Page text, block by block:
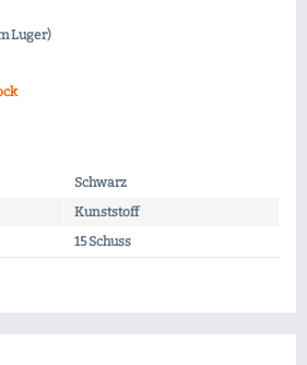
Luger)
Schwarz
Kunststoff
15 Schuss